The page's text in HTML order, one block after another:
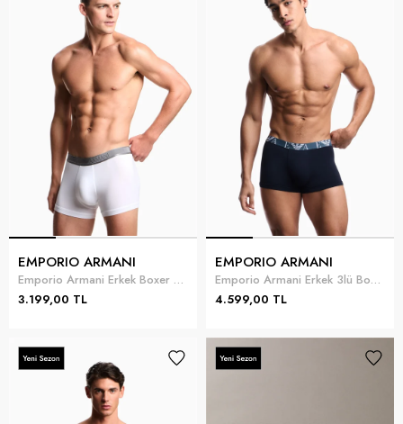
EMPORIO ARMANI
Emporio Armani Erkek Boxer Beyaz
3.199,00 TL
EMPORIO ARMANI
Emporio Armani Erkek 3lü Boxer Çok Renkli
4.599,00 TL